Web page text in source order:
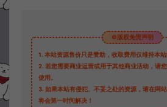
©版权免责声明
1. 本站资源售价只是赞助，收取费用仅维持本站
2. 若您需要商业运营或用于其他商业活动，请
使用。
3. 如果本站有侵犯、不妥之处的资源，请在网站
将会第一时间解决！